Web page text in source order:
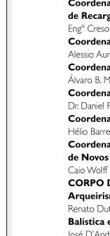
Como sempre,
dados técnicos
relação a suas
páginas; e aqui
las sempre que
aprofundar nos
Articulistas
relembrar tais
Os Editores
REVISTA